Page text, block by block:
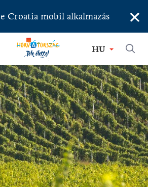
Croatia mobil alkalmazás ×
HU